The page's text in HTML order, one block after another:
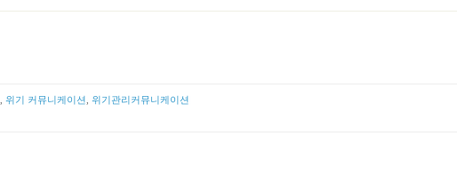
위기 커뮤니케이션 위기관리커뮤니케이션